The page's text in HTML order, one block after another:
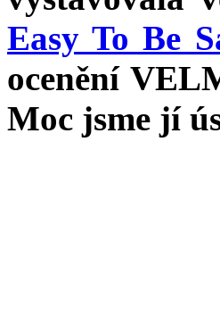
Easy To Be
ocenění
Moc jsme jí